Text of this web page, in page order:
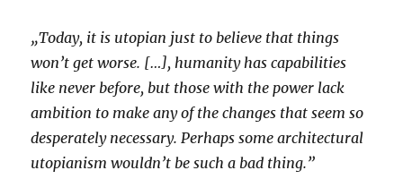
„Today, it is utopian just to believe that things
won’t get worse. […], humanity has capabilities
like never before, but those with the power lack
ambition to make any of the changes that seem so
desperately necessary. Perhaps some architectural
utopianism wouldn’t be such a bad thing.”